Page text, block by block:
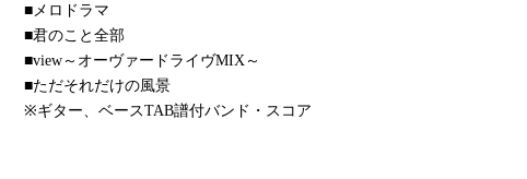
■メロドラマ
■君のこと全部
■view～オーヴァードライヴMIX～
■ただそれだけの風景
※ギター、ベースTAB譜付バンド・スコア